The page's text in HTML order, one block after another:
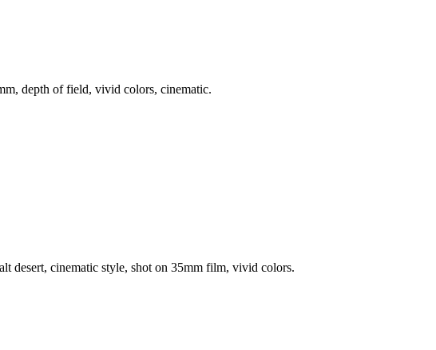
depth of field, vivid colors, cinematic.
desert, cinematic style, shot on 35mm film, vivid colors.